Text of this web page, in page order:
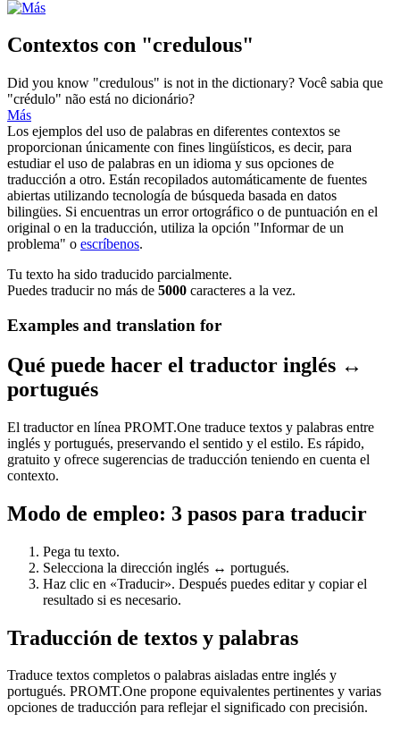
Contextos con "credulous"
Did you know "credulous" is not in the dictionary? Você sabia que
"crédulo" não está no dicionário?
Más
Los ejemplos del uso de palabras en diferentes contextos se
proporcionan únicamente con fines lingüísticos, es decir, para
estudiar el uso de palabras en un idioma y sus opciones de
traducción a otro. Están recopilados automáticamente de fuentes
abiertas utilizando tecnología de búsqueda basada en datos
bilingües. Si encuentras un error ortográfico o de puntuación en el
original o en la traducción, utiliza la opción "Informar de un
problema" o escríbenos.
Tu texto ha sido traducido parcialmente.
Puedes traducir no más de 5000 caracteres a la vez.
Examples and translation for
Qué puede hacer el traductor inglés ↔
portugués
El traductor en línea PROMT.One traduce textos y palabras entre
inglés y portugués, preservando el sentido y el estilo. Es rápido,
gratuito y ofrece sugerencias de traducción teniendo en cuenta el
contexto.
Modo de empleo: 3 pasos para traducir
Pega tu texto.
Selecciona la dirección inglés ↔ portugués.
Haz clic en «Traducir». Después puedes editar y copiar el
resultado si es necesario.
Traducción de textos y palabras
Traduce textos completos o palabras aisladas entre inglés y
portugués. PROMT.One propone equivalentes pertinentes y varias
opciones de traducción para reflejar el significado con precisión.